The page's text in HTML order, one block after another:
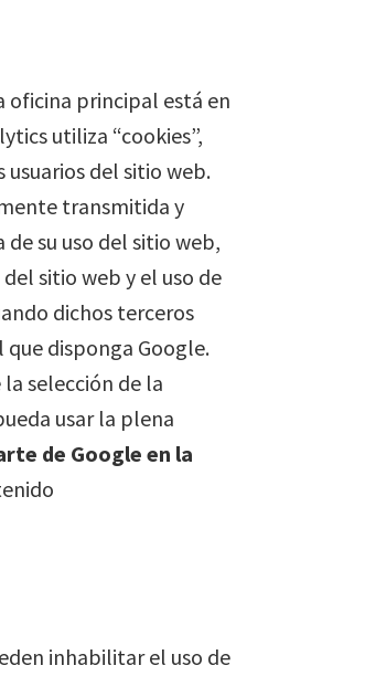
oficina principal está en
utiliza “cookies”,
usuarios del sitio web.
transmitida y
su uso del sitio web,
sitio web y el uso de
dichos terceros
disponga Google.
selección de la
usar la plena
de Google en la
inhabilitar el uso de